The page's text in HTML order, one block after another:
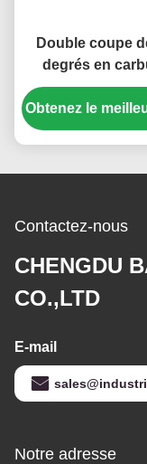
Double coupe
degrés en
solide Burrs
Broyeur Bit
"Diamètre 1/
Obtenez le
Contactez-nous
CHENGDU
CO.,LTD
E-mail
Notre adresse